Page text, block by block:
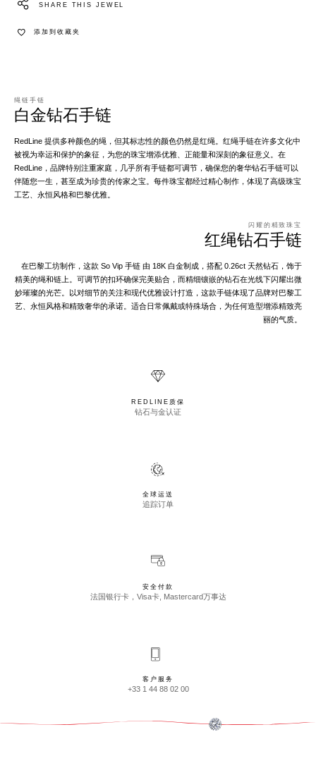
SHARE THIS JEWEL
添加到收藏夹
绳链手链
白金钻石手链
RedLine 提供多种颜色的绳，但其标志性的颜色仍然是红绳。红绳手链在许多文化中
被视为幸运和保护的象征，为您的珠宝增添优雅、正能量和深刻的象征意义。在
RedLine，品牌特别注重家庭，几乎所有手链都可调节，确保您的奢华钻石手链可以
伴随您一生，甚至成为珍贵的传家之宝。每件珠宝都经过精心制作，体现了高级珠宝
工艺、永恒风格和巴黎优雅。
闪耀的精致珠宝
红绳钻石手链
在巴黎工坊制作，这款 So Vip 手链 由 18K 白金制成，搭配 0.26ct 天然钻石，饰于
精美的绳和链上。可调节的扣环确保完美贴合，而精细镶嵌的钻石在光线下闪耀出微
妙璀璨的光芒。以对细节的关注和现代优雅设计打造，这款手链体现了品牌对巴黎工
艺、永恒风格和精致奢华的承诺。适合日常佩戴或特殊场合，为任何造型增添精致亮
丽的气质。
REDLINE质保
钻石与金认证
全球运送
追踪订单
安全付款
法国银行卡，Visa卡, Mastercard万事达
客户服务
+33 1 44 88 02 00